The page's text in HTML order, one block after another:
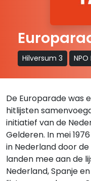
Hilversum 3
De Europarade was
hitlijsten
initiatief van de
Gelderen. In mei
in Nederland door de
landen mee aan de
Nederland, Spanje